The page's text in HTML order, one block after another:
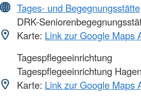
Tages- und Begegnungsstätte
DRK-
Karte: Link zur Google Maps
Tagespflegeeinrichtung
Tagespflegeeinrichtung Hagen
Karte: Link zur Google Maps